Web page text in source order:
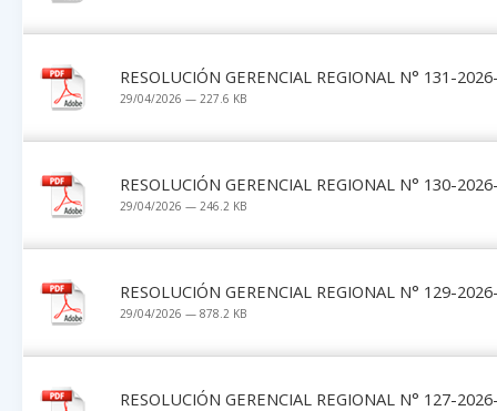
RESOLUCIÓN GERENCIAL REGIONAL N° 131-
29/04/2026 — 227.6 KB
RESOLUCIÓN GERENCIAL REGIONAL N° 130-
29/04/2026 — 246.2 KB
RESOLUCIÓN GERENCIAL REGIONAL N° 129-
29/04/2026 — 878.2 KB
RESOLUCIÓN GERENCIAL REGIONAL N° 127-